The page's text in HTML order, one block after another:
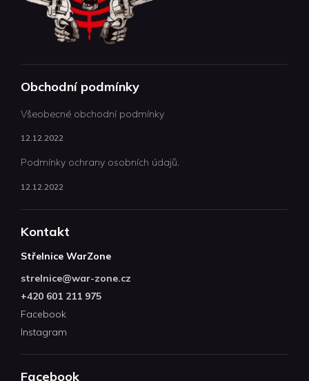
Obchodní podmínky
Všeobecné obchodní podmínky
12.12.2022
Podmínky ochrany osobních údajů.
12.12.2022
Kontakt
Střelnice WarZone
strelnice@war-zone.cz
+420 601 211 975
Facebook
Instagram
Facebook